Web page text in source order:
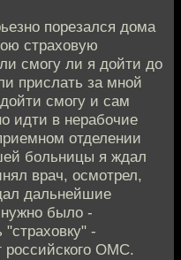
порезался дома
страховую
смогу ли я дойти до
прислать за мной
смогу и сам
идти в нерабочие
отделении
больницы я ждал
врач, осмотрел,
дальнейшие
нужно было -
-
российского ОМС.